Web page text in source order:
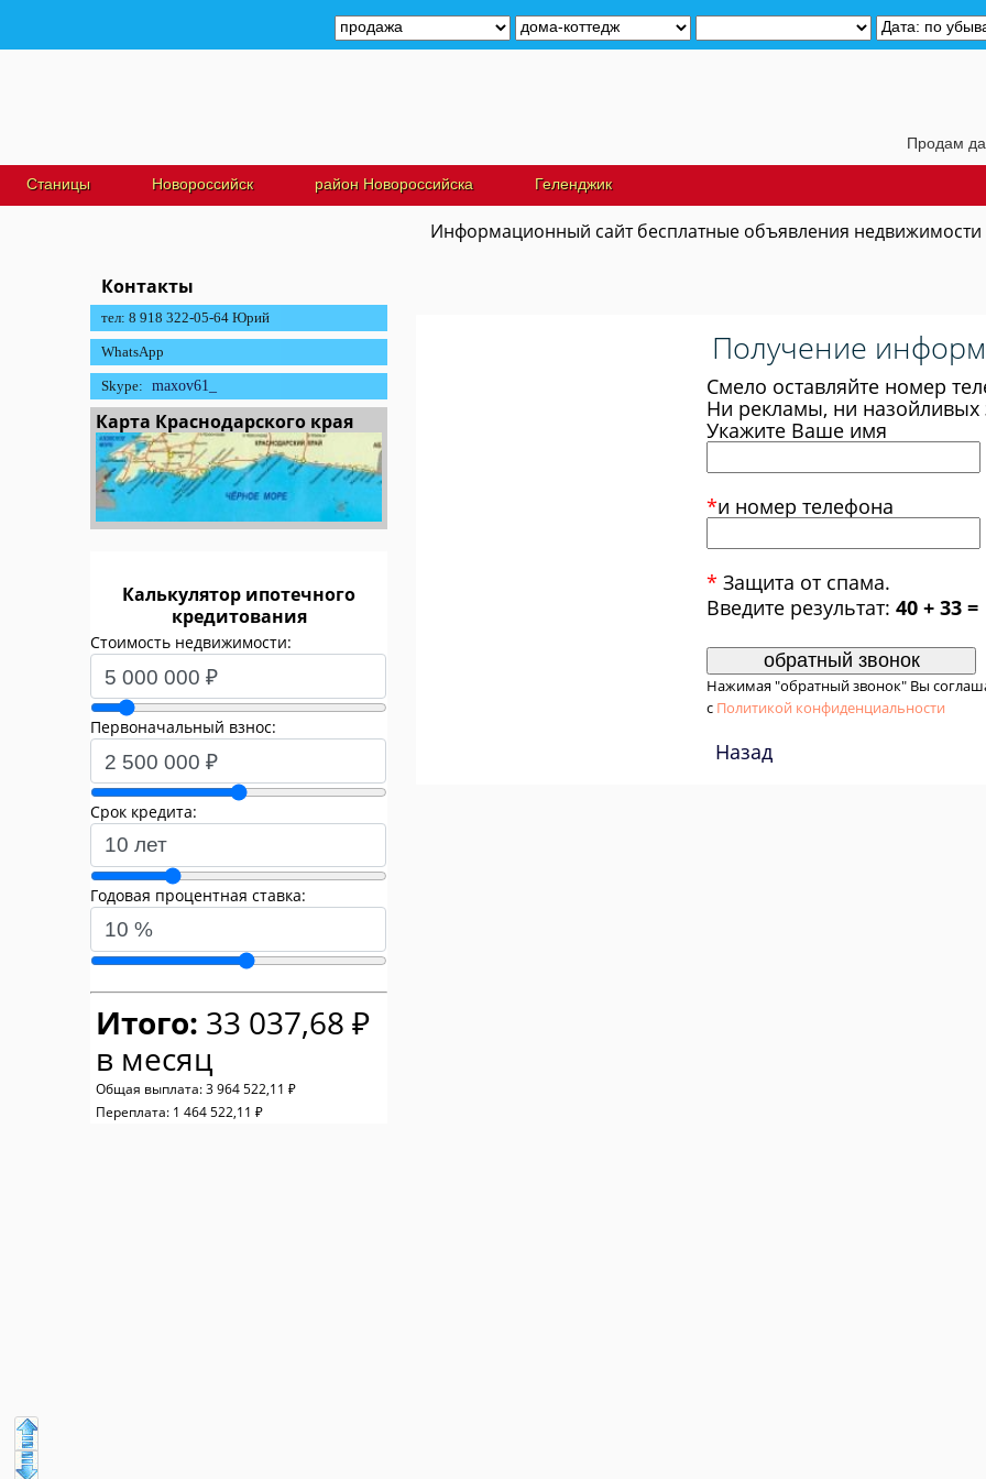
Информационный сайт бесплатные объявления недвижимости
Получение
Смело оставляйте номер
Ни рекламы, ни назойливых
Укажите Ваше имя
*и номер телефона
* Защита от спама.
Введите результат: 40 + 33 =
Нажимая "обратный звонок" Вы
с Политикой конфиденциальности
Назад
Контакты
тел: 8 918 322-05-64 Юрий
WhatsApp
Skype: maxov61_
Карта Краснодарского края
Калькулятор ипотечного
кредитования
Стоимость недвижимости:
Первоначальный взнос:
Срок кредита:
Годовая процентная ставка:
Итого: 33 037,68 ₽
в месяц
Общая выплата: 3 964 522,11 ₽
Переплата: 1 464 522,11 ₽
Станицы Новороссийск район Новороссийска Геленджик
Продам дачу